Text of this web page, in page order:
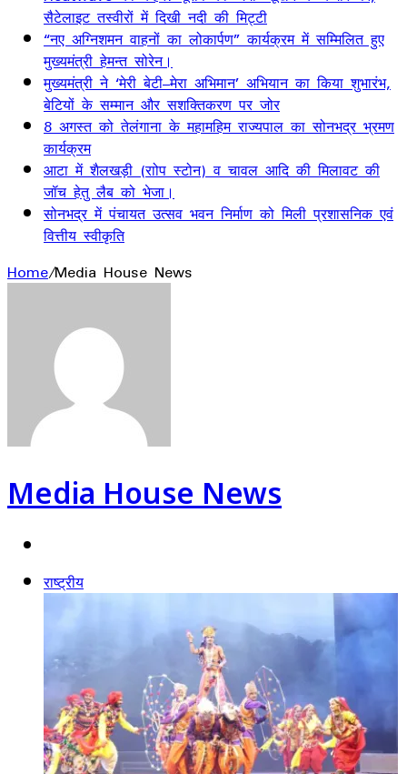
सैटेलाइट तस्वीरों में दिखी नदी की मिट्टी
“नए अग्निशमन वाहनों का लोकार्पण” कार्यक्रम में सम्मिलित हुए
मुख्यमंत्री हेमन्त सोरेन।
मुख्यमंत्री ने ‘मेरी बेटी–मेरा अभिमान’ अभियान का किया शुभारंभ,
बेटियों के सम्मान और सशक्तिकरण पर जोर
8 अगस्त को तेलंगाना के महामहिम राज्यपाल का सोनभद्र भ्रमण
कार्यक्रम
आटा में शैलखड़ी (राोप स्टोन) व चावल आदि की मिलावट की
जॉच हेतु लैब को भेजा।
सोनभद्र में पंचायत उत्सव भवन निर्माण को मिली प्रशासनिक एवं
वित्तीय स्वीकृति
Home/Media House News
Media House News
राष्ट्रीय